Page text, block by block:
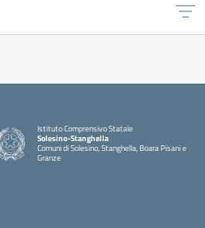
Istituto Comprensivo Statale
Solesino-Stanghella
Comuni di Solesino, Stanghella, Boara Pisani e
Granze